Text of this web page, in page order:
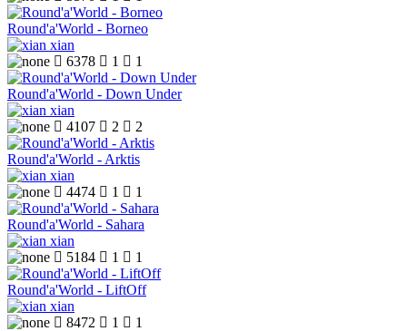
Round'a'World - Borneo
xian
 6378  1  1
Round'a'World - Down Under
xian
 4107  2  2
Round'a'World - Arktis
xian
 4474  1  1
Round'a'World - Sahara
xian
 5184  1  1
Round'a'World - LiftOff
xian
 8472  1  1